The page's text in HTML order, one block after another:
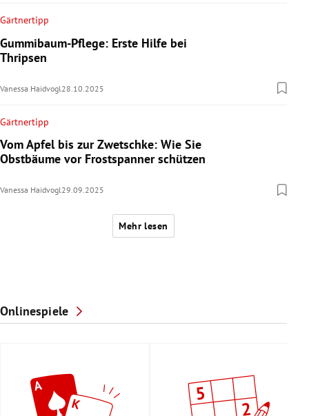
Gärtnertipp
Gummibaum-Pflege: Erste Hilfe bei
Thripsen
Vanessa Haidvogl 28.10.2025
Gärtnertipp
Vom Apfel bis zur Zwetschke: Wie Sie
Obstbäume vor Frostspanner schützen
Vanessa Haidvogl29.09.2025
Mehr lesen
Onlinespiele